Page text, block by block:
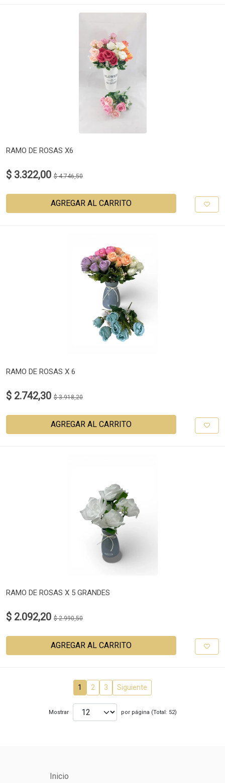
RAMO DE ROSAS X6
$ 3.322,00 $ 4.746,50
AGREGAR AL CARRITO
RAMO DE ROSAS X 6
$ 2.742,30 $ 3.918,20
AGREGAR AL CARRITO
RAMO DE ROSAS X 5 GRANDES
$ 2.092,20 $ 2.990,50
AGREGAR AL CARRITO
1 2 3 Siguiente
Mostrar por página (Total: 52)
Inicio